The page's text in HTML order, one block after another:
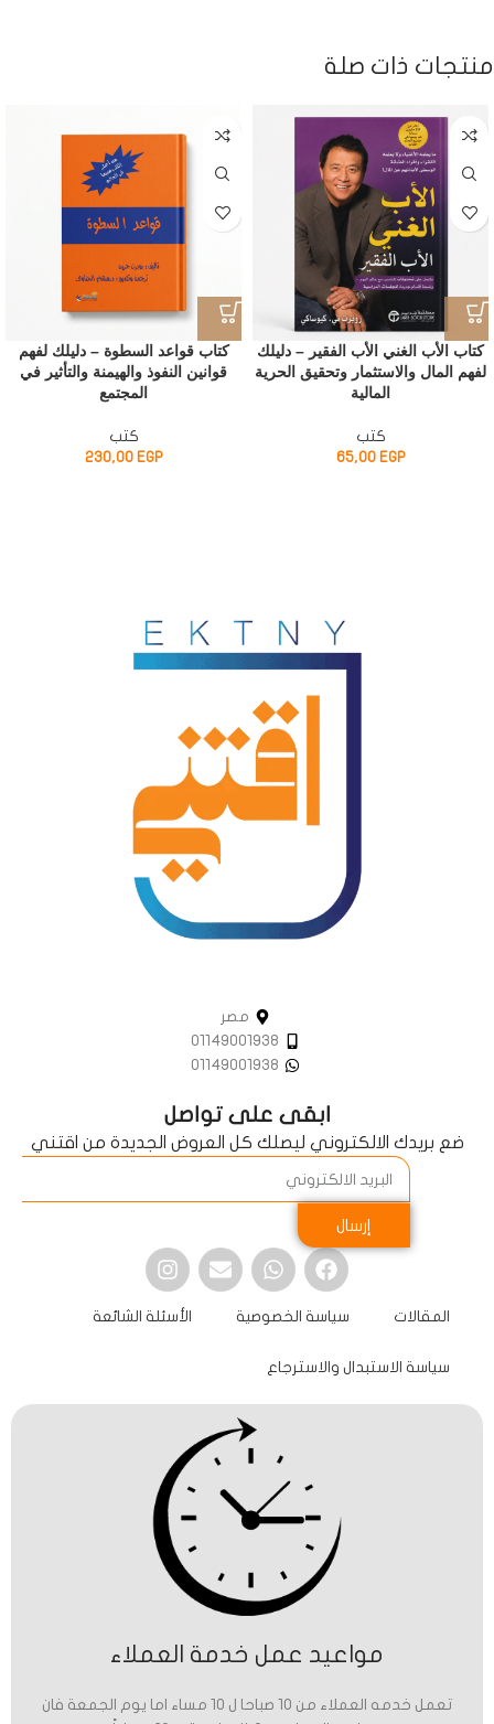
منتجات ذات صلة
كتاب الأب الغني الأب الفقير – دليلك
لفهم المال والاستثمار وتحقيق الحرية
المالية
كتب
65,00 EGP
كتاب قواعد السطوة – دليلك لفهم
قوانين النفوذ والهيمنة والتأثير في
المجتمع
كتب
230,00 EGP
مصر
01149001938
01149001938
ابقى على تواصل
ضع بريدك الالكتروني ليصلك كل العروض الجديدة من اقتني
إرسال
المقالات سياسة الخصوصية الأسئلة الشائعة
سياسة الاستبدال والاسترجاع
مواعيد عمل خدمة العملاء
تعمل خدمه العملاء من 10 صباحا ل 10 مساء اما يوم الجمعة فان